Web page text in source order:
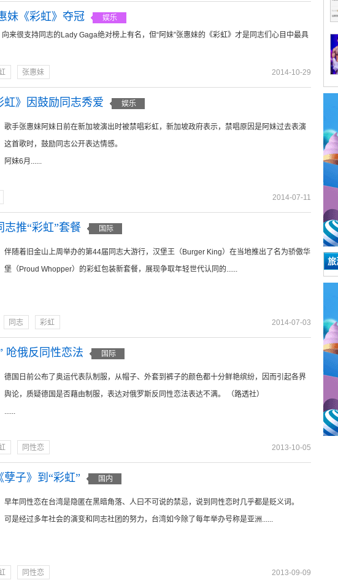
妹《彩虹》夺冠
娱乐
向来很支持同志的Lady Gaga绝对榜上有名，但“阿妹”张惠妹的《彩虹》才是同志们心目中最具
张惠妹 2014-10-29
》因鼓励同志秀爱 娱乐
歌手张惠妹阿妹日前在新加坡演出时被禁唱彩虹，新加坡政府表示，禁唱原因是阿妹过去表演
这首歌时，鼓励同志公开表达情感。
阿妹6月......
2014-07-11
志推“彩虹”套餐 国际
伴随着旧金山上周举办的第44届同志大游行，汉堡王（Burger King）在当地推出了名为骄傲华
堡（Proud Whopper）的彩虹包装新套餐，展现争取年轻世代认同的......
同志 彩虹 2014-07-03
呛俄反同性恋法 国际
德国日前公布了奥运代表队制服，从帽子、外套到裤子的颜色都十分鲜艳缤纷，因而引起各界
舆论，质疑德国是否藉由制服，表达对俄罗斯反同性恋法表达不满。 （路透社）
......
同性恋 2013-10-05
子》到“彩虹” 国内
早年同性恋在台湾是隐匿在黑暗角落、人曰不可说的禁忌，说到同性恋时几乎都是贬义词。
可是经过多年社会的演变和同志社团的努力，台湾如今除了每年举办号称是亚洲......
同性恋 2013-09-09
旅